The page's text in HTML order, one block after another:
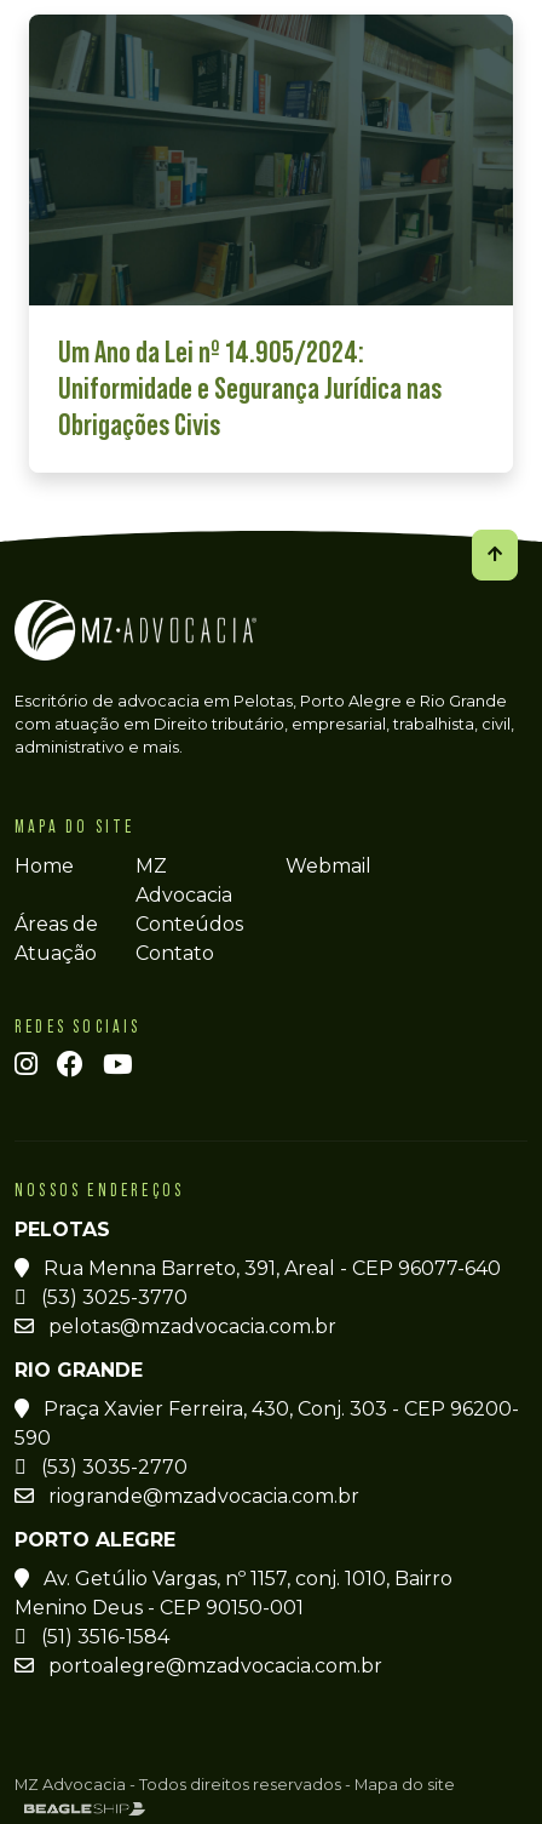
Um Ano da Lei nº 14.905/2024:
Uniformidade e Segurança Jurídica nas
Obrigações Civis
Escritório de advocacia em Pelotas, Porto Alegre e Rio Grande
com atuação em Direito tributário, empresarial, trabalhista, civil,
administrativo e mais.
MAPA DO SITE
Home
MZ
Advocacia
Áreas de
Atuação
Conteúdos
Contato
Webmail
REDES SOCIAIS
NOSSOS ENDEREÇOS
PELOTAS
Rua Menna Barreto, 391, Areal - CEP 96077-640
(53) 3025-3770
pelotas@mzadvocacia.com.br
RIO GRANDE
Praça Xavier Ferreira, 430, Conj. 303 - CEP 96200-
590
(53) 3035-2770
riogrande@mzadvocacia.com.br
PORTO ALEGRE
Av. Getúlio Vargas, nº 1157, conj. 1010, Bairro
Menino Deus - CEP 90150-001
(51) 3516-1584
portoalegre@mzadvocacia.com.br
MZ Advocacia - Todos direitos reservados - Mapa do site